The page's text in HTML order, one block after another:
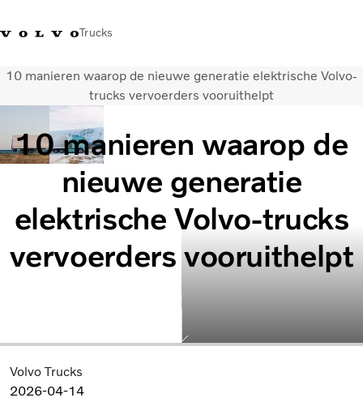
Trucks
ContactKennis vergroten MerchandiseInloggen Nederland
Transportoplossingen
CO2-reductie
Services
Nieuws
10 manieren waarop de nieuwe generatie elektrische Volvo-
trucks vervoerders vooruithelpt
10 manieren waarop de
nieuwe generatie
elektrische Volvo-trucks
vervoerders vooruithelpt
Volvo Trucks
2026-04-14